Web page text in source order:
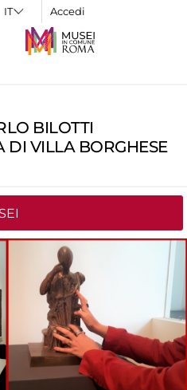
Accedi
BILOTTI
DI VILLA BORGHESE